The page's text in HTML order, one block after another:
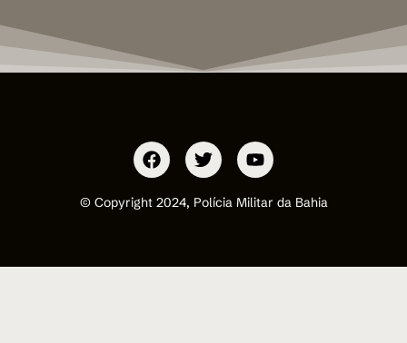
© Copyright 2024, Polícia Militar da Bahia